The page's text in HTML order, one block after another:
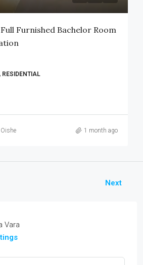
Furnished Bachelor Room
1 month ago
Next
Vara